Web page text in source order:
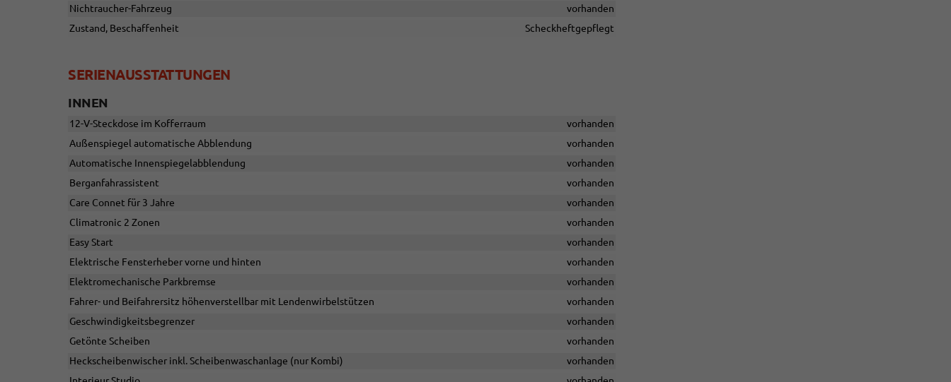
Nichtraucher-Fahrzeug
vorhanden
Zustand, Beschaffenheit
Scheckheftgepflegt
SERIENAUSSTATTUNGEN
INNEN
12-V-Steckdose im Kofferraum
vorhanden
Außenspiegel automatische Abblendung
vorhanden
Automatische Innenspiegelabblendung
vorhanden
Berganfahrassistent
vorhanden
Care Connet für 3 Jahre
vorhanden
Climatronic 2 Zonen
vorhanden
Easy Start
vorhanden
Elektrische Fensterheber vorne und hinten
vorhanden
Elektromechanische Parkbremse
vorhanden
Fahrer- und Beifahrersitz höhenverstellbar mit Lendenwirbelstützen
vorhanden
Geschwindigkeitsbegrenzer
vorhanden
Getönte Scheiben
vorhanden
Heckscheibenwischer inkl. Scheibenwaschanlage (nur Kombi)
vorhanden